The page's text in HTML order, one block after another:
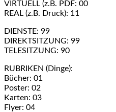
VIRTUELL (z.B. PDF: 00
REAL (z.B. Druck): 11
DIENSTE: 99
DIREKTSITZUNG: 99
TELESITZUNG: 90
RUBRIKEN (Dinge):
Bücher: 01
Poster: 02
Karten: 03
Flyer: 04